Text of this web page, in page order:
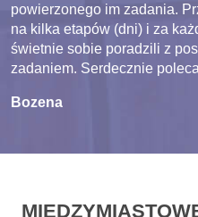
powierzonego im zadania.
na kilka etapów (dni) i za
świetnie sobie poradzili z
zadaniem. Serdecznie
Bozena